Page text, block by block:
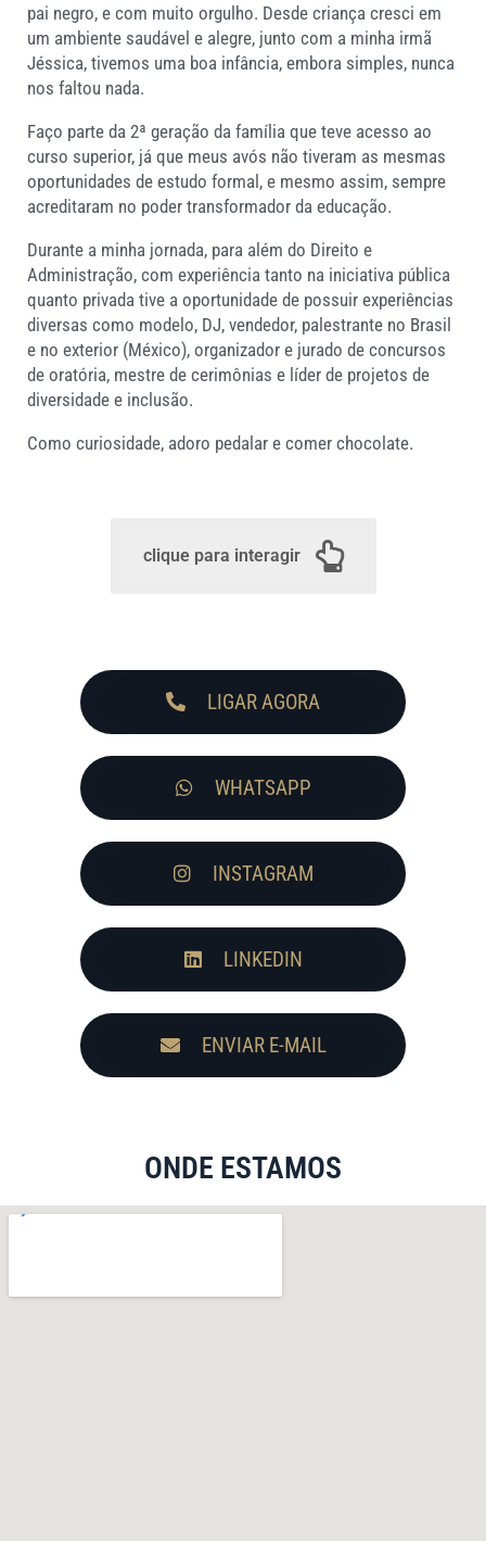
pai negro, e com muito orgulho. Desde criança cresci em
um ambiente saudável e alegre, junto com a minha irmã
Jéssica, tivemos uma boa infância, embora simples, nunca
nos faltou nada.
Faço parte da 2ª geração da família que teve acesso ao
curso superior, já que meus avós não tiveram as mesmas
oportunidades de estudo formal, e mesmo assim, sempre
acreditaram no poder transformador da educação.
Durante a minha jornada, para além do Direito e
Administração, com experiência tanto na iniciativa pública
quanto privada tive a oportunidade de possuir experiências
diversas como modelo, DJ, vendedor, palestrante no Brasil
e no exterior (México), organizador e jurado de concursos
de oratória, mestre de cerimônias e líder de projetos de
diversidade e inclusão.
Como curiosidade, adoro pedalar e comer chocolate.
clique para interagir
LIGAR AGORA
WHATSAPP
INSTAGRAM
LINKEDIN
ENVIAR E-MAIL
ONDE ESTAMOS